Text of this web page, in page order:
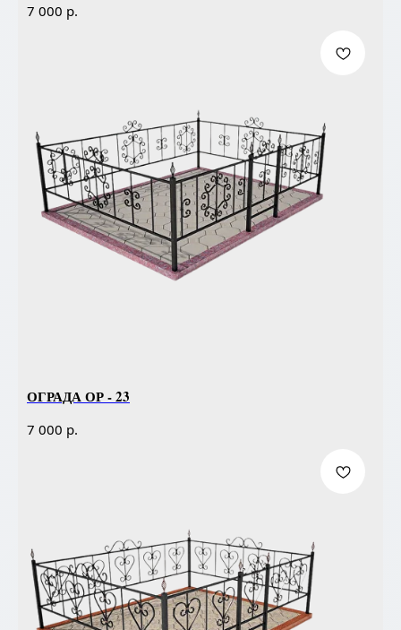
7 000 р.
ОГРАДА ОР - 23
7 000 р.